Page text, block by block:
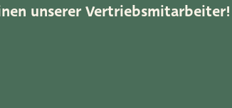
unserer Vertriebsmitarbeiter!